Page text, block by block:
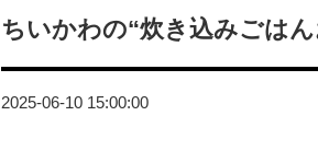
ちいかわの“炊き込みごは
2025-06-10 15:00:00